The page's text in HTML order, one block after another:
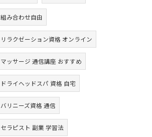
組み合わせ自由
リラクゼーション資格 オンライン
マッサージ 通信講座 おすすめ
ドライヘッドスパ 資格 自宅
バリニーズ資格 通信
セラピスト 副業 学習法